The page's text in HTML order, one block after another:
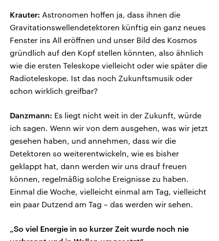
Krauter: Astronomen hoffen ja, dass ihnen die
Gravitationswellendetektoren künftig ein ganz neues
Fenster ins All eröffnen und unser Bild des Kosmos
gründlich auf den Kopf stellen könnten, also ähnlich
wie die ersten Teleskope vielleicht oder wie später die
Radioteleskope. Ist das noch Zukunftsmusik oder
schon wirklich greifbar?
Danzmann: Es liegt nicht weit in der Zukunft, würde
ich sagen. Wenn wir von dem ausgehen, was wir jetzt
gesehen haben, und annehmen, dass wir die
Detektoren so weiterentwickeln, wie es bisher
geklappt hat, dann werden wir uns drauf freuen
können, regelmäßig solche Ereignisse zu haben.
Einmal die Woche, vielleicht einmal am Tag, vielleicht
ein paar Dutzend am Tag – das werden wir sehen.
„So viel Energie in so kurzer Zeit wurde noch nie